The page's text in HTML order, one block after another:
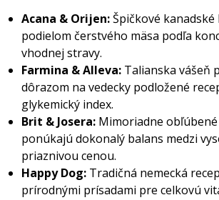
Acana & Orijen:Špičkové
podielom čerstvého mäsa podľa
vhodnej stravy.
Farmina & Alleva: Talianska vášeň
dôrazom na vedecky podložené
glykemický index.
Brit & Josera: Mimoriadne
ponúkajú dokonalý balans medzi
priaznivou cenou.
Happy Dog: Tradičná nemecká
prírodnými prísadami pre celkovú